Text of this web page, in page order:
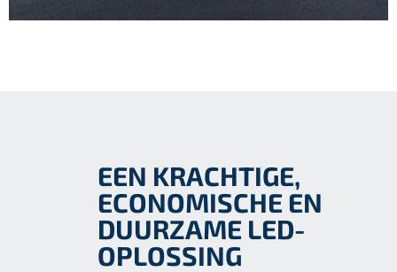
EEN KRACHTIGE,
ECONOMISCHE EN
DUURZAME LED-
OPLOSSING